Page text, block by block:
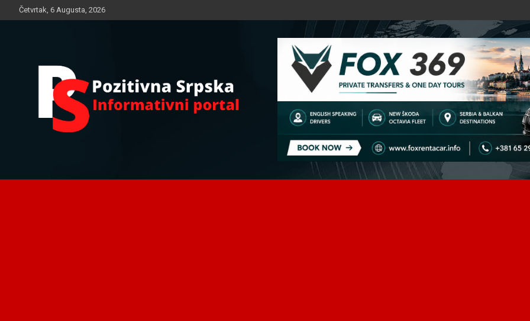
to
Četvrtak, 6 Augusta, 2026